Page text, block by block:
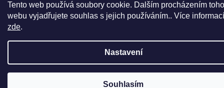
Tento web používá soubory cookie. Dalším procházením
webu vyjadřujete souhlas s jejich používáním.. Více informací
zde.
Nastavení
Souhlasím